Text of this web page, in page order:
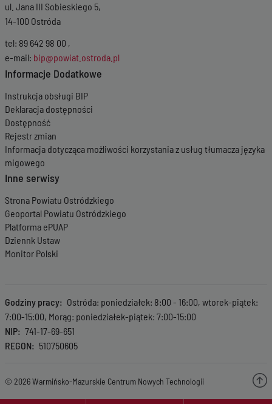
ul. Jana III Sobieskiego 5,
14-100 Ostróda
tel: 89 642 98 00 ,
e-mail: bip@powiat.ostroda.pl
Informacje Dodatkowe
Instrukcja obsługi BIP
Deklaracja dostępności
Dostępność
Rejestr zmian
Informacja dotycząca możliwości korzystania z usług tłumacza języka
migowego
Inne serwisy
Strona Powiatu Ostródzkiego
Geoportal Powiatu Ostródzkiego
Platforma ePUAP
Dziennk Ustaw
Monitor Polski
Godziny pracy
Ostróda: poniedziałek: 8:00 - 16:00, wtorek-piątek:
7:00-15:00, Morąg: poniedziałek-piątek: 7:00-15:00
NIP
741-17-69-651
REGON
510750605
© 2026 Warmińsko-Mazurskie Centrum Nowych Technologii